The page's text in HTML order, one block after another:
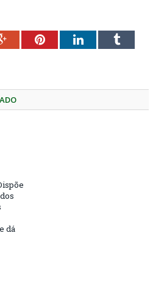
Google+PinterestLinkedInTumblr
dá